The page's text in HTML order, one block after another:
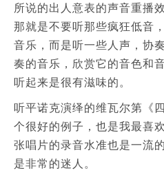
所说的出人意表的声音重播
那就是不要听那些疯狂低音
音乐，而是听一些人声，协
奏的音乐，欣赏它的音色和
听起来是很有滋味的。
听平诺克演绎的维瓦尔第《
个很好的例子，也是我最喜
张唱片的录音水准也是一流
是非常的迷人。